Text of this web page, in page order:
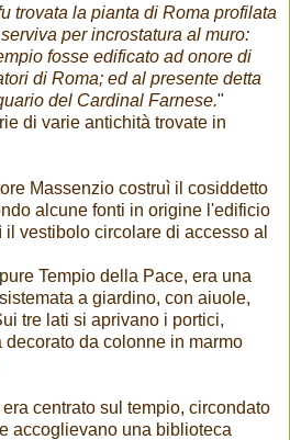
trovata la pianta di Roma profilata
per incrostatura al muro:
fosse edificato ad onore di
di Roma; ed al presente detta
del Cardinal Farnese."
di varie antichità trovate in
Massenzio costruì il cosiddetto
alcune fonti in origine l'edificio
vestibolo circolare di accesso al
Tempio della Pace, era una
a giardino, con aiuole,
tre lati si aprivano i portici,
decorato da colonne in marmo
era centrato sul tempio, circondato
accoglievano una biblioteca